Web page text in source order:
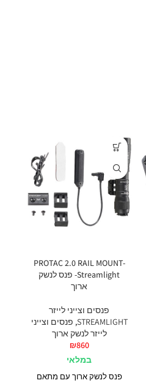
PROTAC 2.0 RAIL MOUNT-
Streamlight- פנס לנשק
ארוך
פנסים וצייני לייזר
STREAMLIGHT
, פנסים וצייני
לייזר לנשק ארוך
₪860
במלאי
פנס לנשק ארוך עם מתאם